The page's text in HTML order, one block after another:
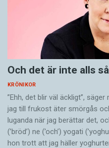
Och det är inte alls
KRÖNIKOR
”Ehh, det blir väl äckligt”,
jag till frukost äter smörgås
luganda när jag berättar det,
(’bröd’) ne (’och’) yogati
hon trott att jag häller